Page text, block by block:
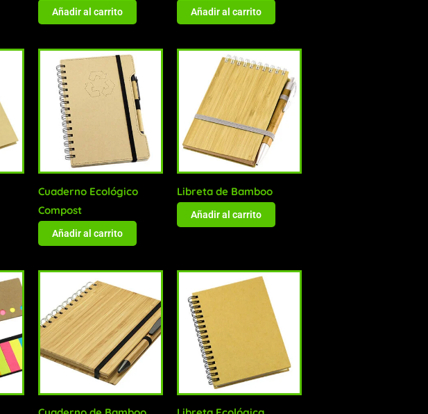
Añadir al carrito Añadir al carrito
Cuaderno Ecológico
Compost
Añadir al carrito
Libreta de Bamboo
Añadir al carrito